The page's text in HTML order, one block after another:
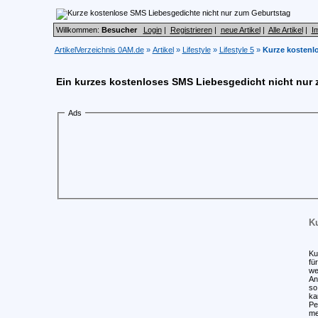
Willkommen: Besucher Login| Registrieren| neue Artikel| Alle Artikel|
ArtikelVerzeichnis 0AM.de» Artikel» Lifestyle» Lifestyle 5» Kurze
Ein kurzes kostenloses SMS Liebesgedicht nicht nur
Ads